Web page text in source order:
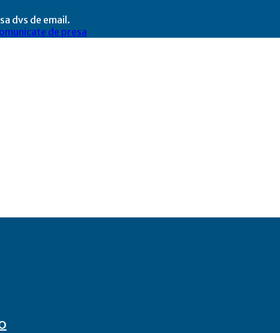
dvs de email.
de presa